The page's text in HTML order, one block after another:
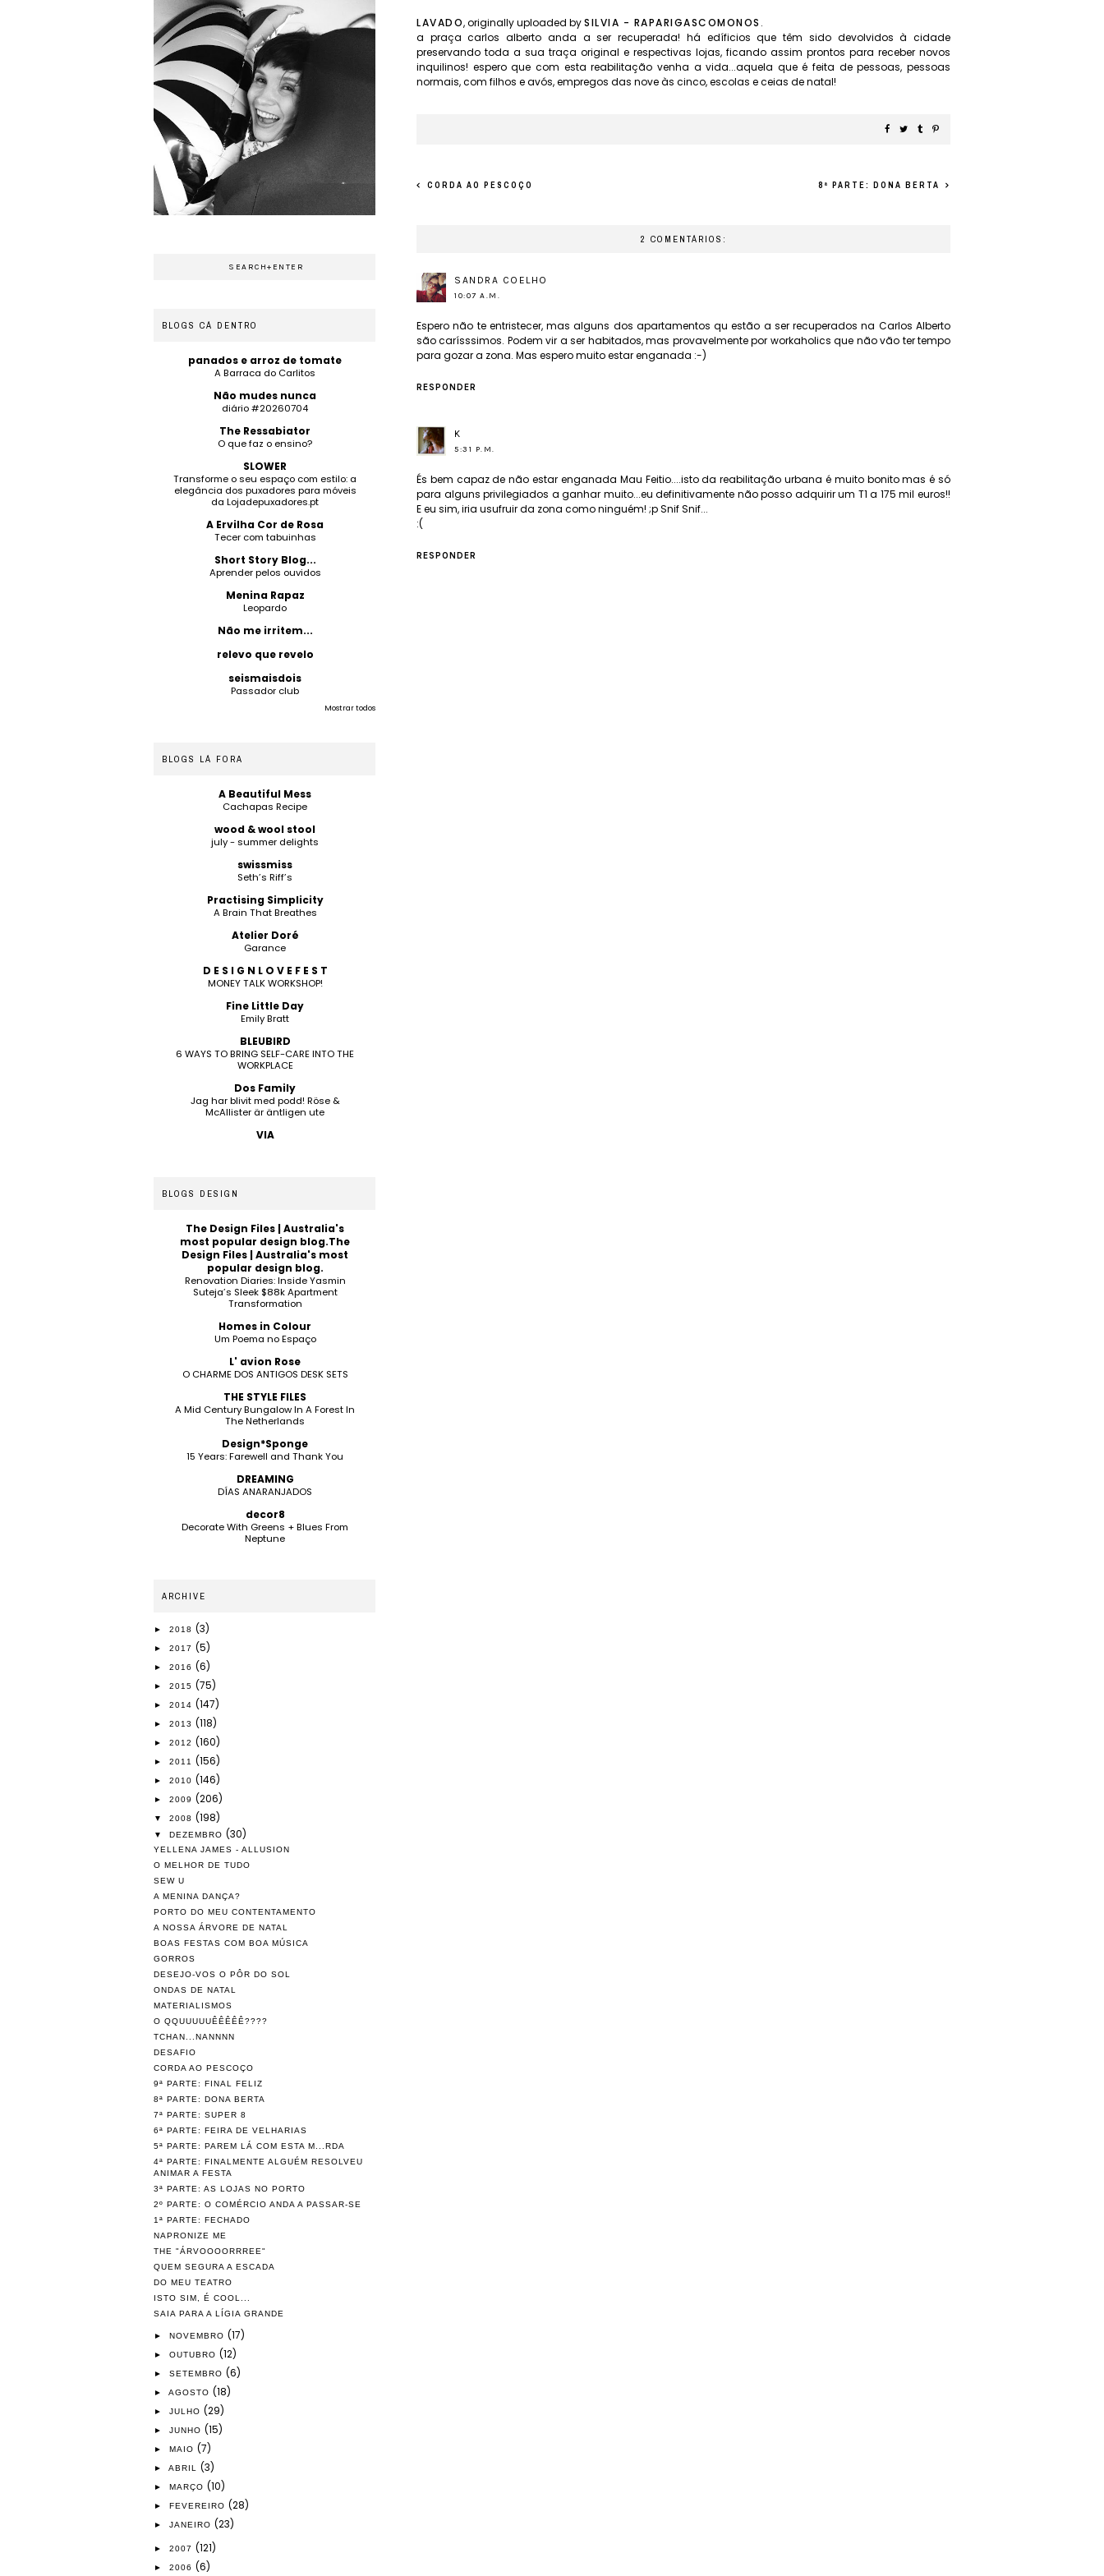
LAVADO, originally uploaded bySILVIA - RAPARIGASCOMONOS .
a praça carlos alberto anda a ser recuperada! há edíficios que têm sido devolvidos à cidade
preservando toda a sua traça original e respectivas lojas, ficando assim prontos para receber novos
inquilinos! espero que com esta reabilitação venha a vida...aquela que é feita de pessoas, pessoas
normais, com filhos e avós, empregos das nove às cinco, escolas e ceias de natal!
CORDA AO PESCOÇO 8ª PARTE: DONA BERTA
2 COMENTÁRIOS:
SANDRA COELHO
10:07 A.M.
Espero não te entristecer, mas alguns dos apartamentos qu estão a ser recuperados na Carlos Alberto
são carísssimos. Podem vir a ser habitados, mas provavelmente por workaholics que não vão ter tempo
para gozar a zona. Mas espero muito estar enganada :-)
RESPONDER
K
5:31 P.M.
És bem capaz de não estar enganada Mau Feitio....isto da reabilitação urbana é muito bonito mas é só
para alguns privilegiados a ganhar muito...eu definitivamente não posso adquirir um T1 a 175 mil euros!!
E eu sim, iria usufruir da zona como ninguém! ;p Snif Snif...
:(
RESPONDER
BLOGS CÁ DENTRO
panados e arroz de tomate
A Barraca do Carlitos
Não mudes nunca
diário #20260704
The Ressabiator
O que faz o ensino?
SLOWER
Transforme o seu espaço com estilo: a
elegância dos puxadores para móveis
da Lojadepuxadores.pt
A Ervilha Cor de Rosa
Tecer com tabuinhas
Short Story Blog...
Aprender pelos ouvidos
Menina Rapaz
Leopardo
Não me irritem...
relevo que revelo
seismaisdois
Passador club
Mostrar todos
BLOGS LÁ FORA
A Beautiful Mess
Cachapas Recipe
wood & wool stool
july - summer delights
swissmiss
Seth’s Riff’s
Practising Simplicity
A Brain That Breathes
Atelier Doré
Garance
D E S I G N L O V E F E S T
MONEY TALK WORKSHOP!
Fine Little Day
Emily Bratt
BLEUBIRD
6 WAYS TO BRING SELF-CARE INTO THE
WORKPLACE
Dos Family
Jag har blivit med podd! Röse &
McAllister är äntligen ute
VIA
BLOGS DESIGN
The Design Files | Australia's
most popular design blog.The
Design Files | Australia's most
popular design blog.
Renovation Diaries: Inside Yasmin
Suteja’s Sleek $88k Apartment
Transformation
Homes in Colour
Um Poema no Espaço
L' avion Rose
O CHARME DOS ANTIGOS DESK SETS
THE STYLE FILES
A Mid Century Bungalow In A Forest In
The Netherlands
Design*Sponge
15 Years: Farewell and Thank You
DREAMING
DÍAS ANARANJADOS
decor8
Decorate With Greens + Blues From
Neptune
ARCHIVE
► 2018 (3)
► 2017 (5)
► 2016 (6)
► 2015 (75)
► 2014 (147)
► 2013 (118)
► 2012 (160)
► 2011 (156)
► 2010 (146)
► 2009 (206)
▼ 2008 (198)
▼ DEZEMBRO (30)
YELLENA JAMES - ALLUSION
O MELHOR DE TUDO
SEW U
A MENINA DANÇA?
PORTO DO MEU CONTENTAMENTO
A NOSSA ÁRVORE DE NATAL
BOAS FESTAS COM BOA MÚSICA
GORROS
DESEJO-VOS O PÔR DO SOL
ONDAS DE NATAL
MATERIALISMOS
O QQUUUUUÊÊÊÊÊ????
TCHAN...NANNNN
DESAFIO
CORDA AO PESCOÇO
9ª PARTE: FINAL FELIZ
8ª PARTE: DONA BERTA
7ª PARTE: SUPER 8
6ª PARTE: FEIRA DE VELHARIAS
5ª PARTE: PAREM LÁ COM ESTA M...RDA
4ª PARTE: FINALMENTE ALGUÉM RESOLVEU
ANIMAR A FESTA
3ª PARTE: AS LOJAS NO PORTO
2º PARTE: O COMÉRCIO ANDA A PASSAR-SE
1ª PARTE: FECHADO
NAPRONIZE ME
THE "ÁRVOOOORRREE"
QUEM SEGURA A ESCADA
DO MEU TEATRO
ISTO SIM, É COOL...
SAIA PARA A LÍGIA GRANDE
► NOVEMBRO (17)
► OUTUBRO (12)
► SETEMBRO (6)
► AGOSTO (18)
► JULHO (29)
► JUNHO (15)
► MAIO (7)
► ABRIL (3)
► MARÇO (10)
► FEVEREIRO (28)
► JANEIRO (23)
► 2007 (121)
► 2006 (6)